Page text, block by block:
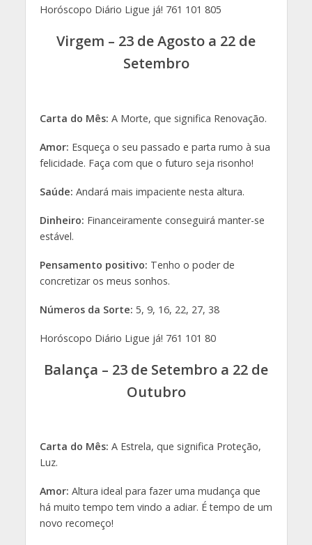
Horóscopo Diário Ligue já! 761 101 805
Virgem – 23 de Agosto a 22 de
Setembro
Carta do Mês: A Morte, que significa Renovação.
Amor: Esqueça o seu passado e parta rumo à sua
felicidade. Faça com que o futuro seja risonho!
Saúde: Andará mais impaciente nesta altura.
Dinheiro: Financeiramente conseguirá manter-se
estável.
Pensamento positivo: Tenho o poder de
concretizar os meus sonhos.
Números da Sorte: 5, 9, 16, 22, 27, 38
Horóscopo Diário Ligue já! 761 101 80
Balança – 23 de Setembro a 22 de
Outubro
Carta do Mês: A Estrela, que significa Proteção,
Luz.
Amor: Altura ideal para fazer uma mudança que
há muito tempo tem vindo a adiar. É tempo de um
novo recomeço!